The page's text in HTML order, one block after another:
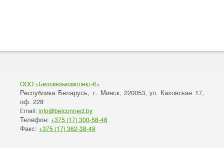
ООО «Белсвязькомплект-К»
Республика Беларусь, г. Минск, 220053, ул. Каховская 17,
оф. 228
Email:info@belconnect.by
Телефон: +375 (17) 300-58-48
Факс: +375 (17) 362-38-49